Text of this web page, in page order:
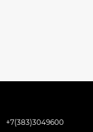
+7(383)3049600